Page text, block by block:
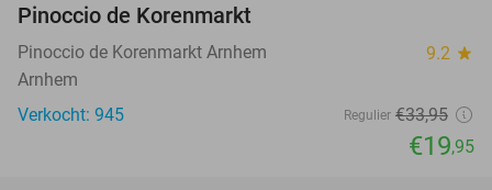
Pinoccio de Korenmarkt
Pinoccio de Korenmarkt Arnhem 9.2 star
Arnhem
Verkocht: 945
Regulier €33,95
€19,95